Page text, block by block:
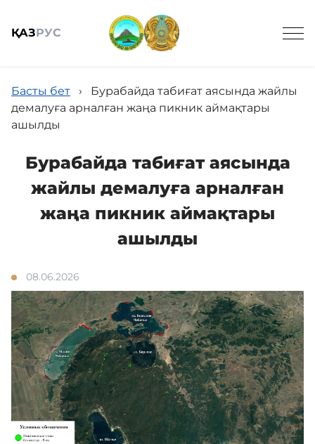
ҚАЗРУС
Жалпы мәлімет
Спорттық балық аулау онлайн
Галерея
Көрнекті жерлер
Басты бет ›
Бурабайда табиғат аясында жайлы
демалуға арналған жаңа пикник аймақтары
ашылды
Бурабайда табиғат аясында
жайлы демалуға арналған
жаңа пикник аймақтары
ашылды
08.06.2026